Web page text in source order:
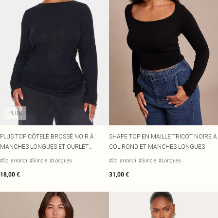
PLUS
PLUS TOP CÔTELÉ BROSSÉ NOIR À
MANCHES LONGUES ET OURLET
ASYMÉTRIQUE
#Col arrondi #Simple #Longues
18,00 €
SHAPE TOP EN MAILLE TRICOT NOIRE À
COL ROND ET MANCHES LONGUES
#Col arrondi #Simple #Longues
31,00 €